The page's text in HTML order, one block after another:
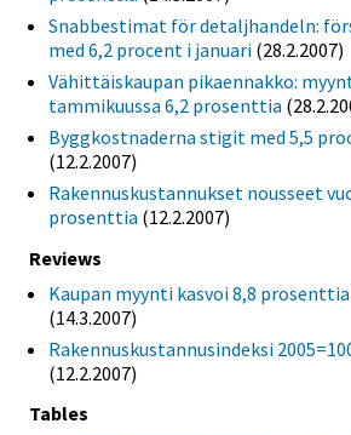
Snabbestimat för detaljhandeln:
med 6,2 procent i januari (28.2.2007)
Vähittäiskaupan pikaennakko:
tammikuussa 6,2 prosenttia
Byggkostnaderna stigit med 5,5
(12.2.2007)
Rakennuskustannukset nousseet
prosenttia (12.2.2007)
Reviews
Kaupan myynti kasvoi 8,8 prosenttia
(14.3.2007)
Rakennuskustannusindeksi
(12.2.2007)
Tables